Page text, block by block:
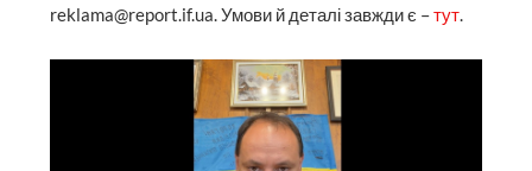
reklama@report.if.ua. Умови й деталі завжди є –тут.